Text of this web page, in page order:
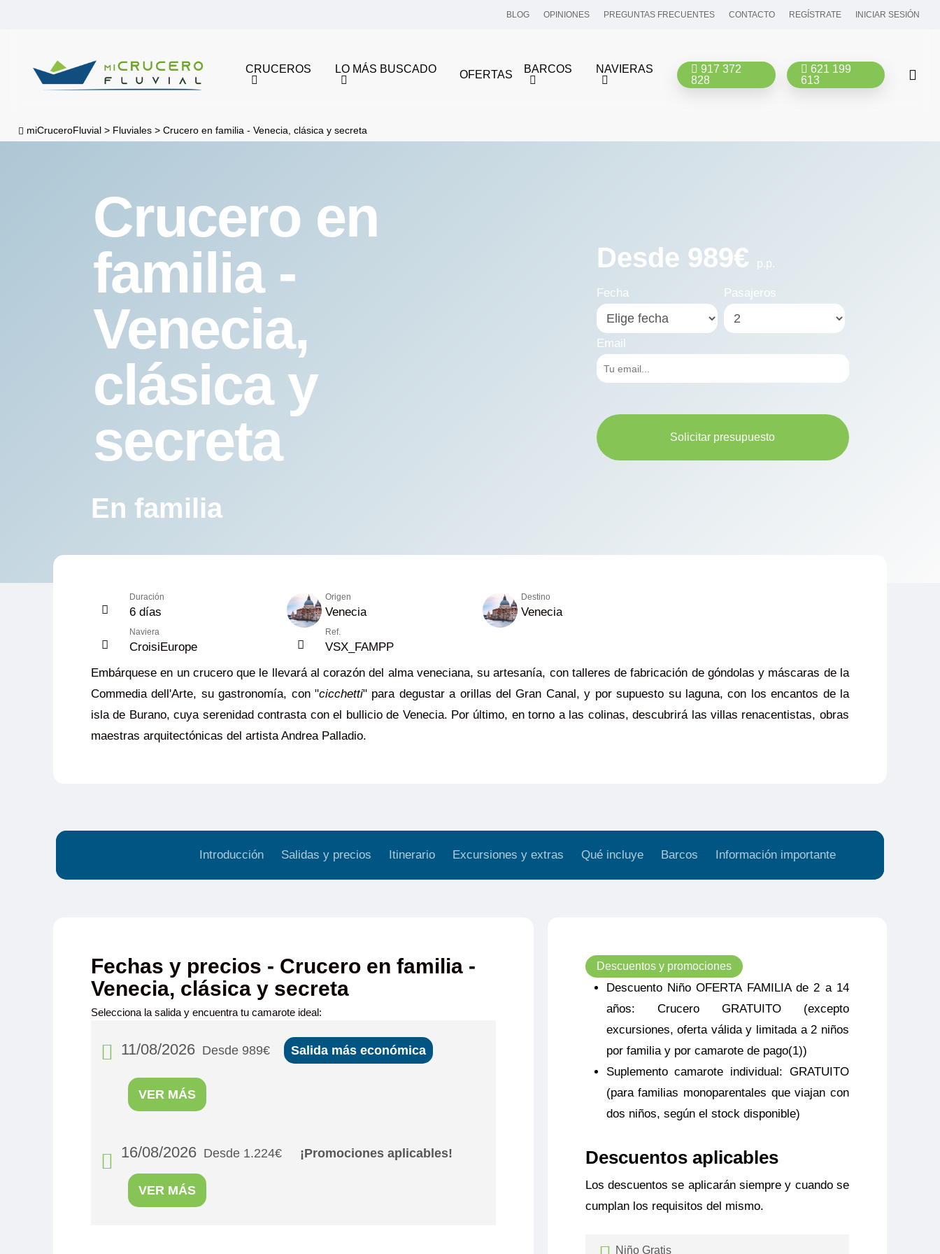
content
BLOG OPINIONES PREGUNTAS FRECUENTES CONTACTO REGÍSTRATE INICIAR SESIÓN
CRUCEROS LO MÁS BUSCADO OFERTAS BARCOS NAVIERAS
917 372
828
621 199
613
miCruceroFluvial > Fluviales> Crucero en familia - Venecia, clásica y secreta
Crucero en
familia -
Venecia,
clásica y
secreta
En familia
Desde 989€ p.p.
Fecha Pasajeros
Email
Solicitar presupuesto
Duración
6 días
Origen
Venecia
Destino
Venecia
Naviera
CroisiEurope
Ref.
VSX_FAMPP
Embárquese en un crucero que le llevará al corazón del alma veneciana, su artesanía, con talleres de fabricación de góndolas y máscaras de la
Commedia dell'Arte, su gastronomía, con "cicchetti" para degustar a orillas del Gran Canal, y por supuesto su laguna, con los encantos de la
isla de Burano, cuya serenidad contrasta con el bullicio de Venecia. Por último, en torno a las colinas, descubrirá las villas renacentistas, obras
maestras arquitectónicas del artista Andrea Palladio.
Introducción Salidas y precios Itinerario Excursiones y extras Qué incluye Barcos Información importante
Fechas y precios - Crucero en familia -
Venecia, clásica y secreta
Selecciona la salida y encuentra tu camarote ideal:
11/08/2026 Desde 989€ Salida más económica
VER MÁS
MS Michelangelo
16/08/2026 Desde 1.224€ ¡Promociones aplicables!
VER MÁS
Descuentos y promociones
Descuento Niño OFERTA FAMILIA de 2 a 14
años: Crucero GRATUITO (excepto
excursiones, oferta válida y limitada a 2 niños
por familia y por camarote de pago(1))
Suplemento camarote individual: GRATUITO
(para familias monoparentales que viajan con
dos niños, según el stock disponible)
Descuentos aplicables
Los descuentos se aplicarán siempre y cuando se
cumplan los requisitos del mismo.
Niño Gratis